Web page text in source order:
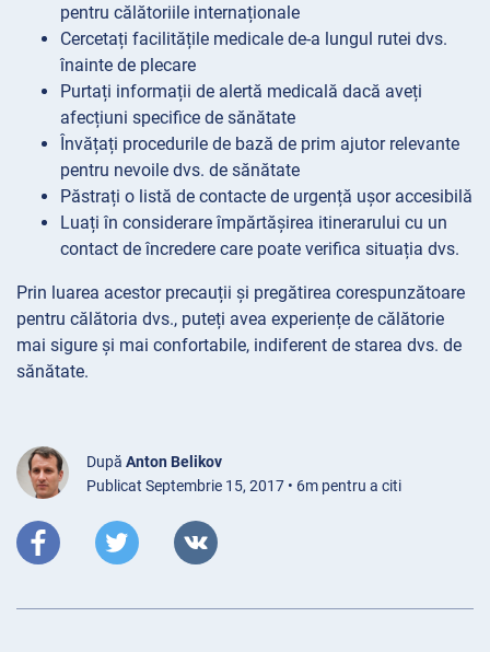
pentru călătoriile internaționale
Cercetați facilitățile medicale de-a lungul rutei dvs.
înainte de plecare
Purtați informații de alertă medicală dacă aveți
afecțiuni specifice de sănătate
Învățați procedurile de bază de prim ajutor relevante
pentru nevoile dvs. de sănătate
Păstrați o listă de contacte de urgență ușor accesibilă
Luați în considerare împărtășirea itinerarului cu un
contact de încredere care poate verifica situația dvs.
Prin luarea acestor precauții și pregătirea corespunzătoare
pentru călătoria dvs., puteți avea experiențe de călătorie
mai sigure și mai confortabile, indiferent de starea dvs. de
sănătate.
După Anton Belikov
Publicat Septembrie 15, 2017 • 6m pentru a citi